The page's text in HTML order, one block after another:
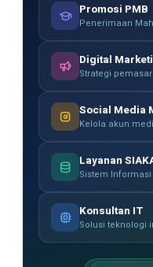
Promosi PMB
Penerimaan
Digital
Strategi
Social Media
Kelola akun
Layanan
Sistem
Konsultan IT
Solusi teknologi